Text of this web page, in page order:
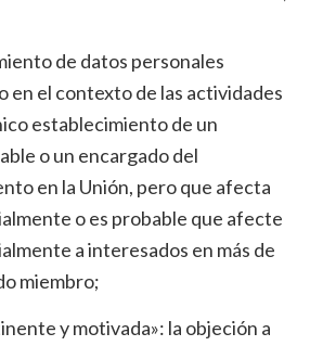
de datos personales
en el contexto de las actividades
establecimiento de un
o un encargado del
en la Unión, pero que afecta
o es probable que afecte
a interesados en más de
miembro;
y motivada»: la objeción a